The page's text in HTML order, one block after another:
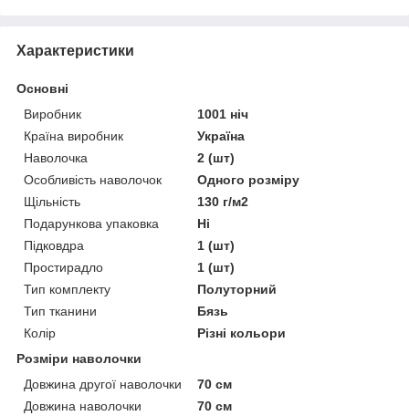
Характеристики
Основні
Виробник
1001 ніч
Країна виробник
Україна
Наволочка
2 (шт)
Особливість наволочок
Одного розміру
Щільність
130 г/м2
Подарункова упаковка
Ні
Підковдра
1 (шт)
Простирадло
1 (шт)
Тип комплекту
Полуторний
Тип тканини
Бязь
Колір
Різні кольори
Розміри наволочки
Довжина другої наволочки
70 см
Довжина наволочки
70 см